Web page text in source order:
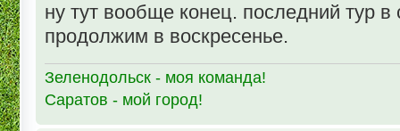
ну тут вообще конец. последний тур
продолжим в воскресенье.
Зеленодольск - моя команда!
Саратов - мой город!